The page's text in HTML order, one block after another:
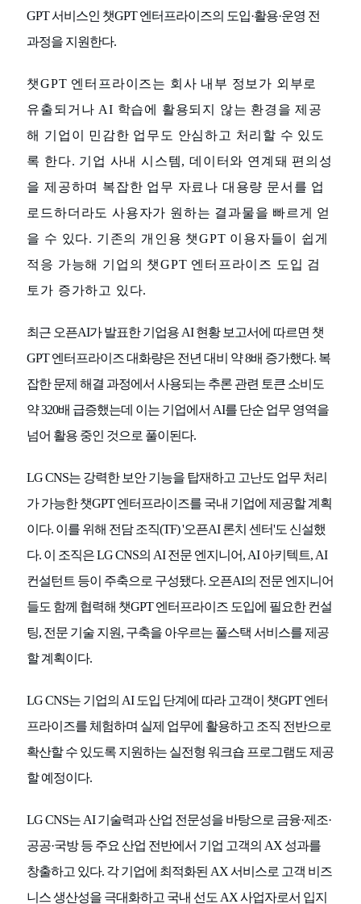
GPT 서비스인 챗GPT 엔터프라이즈의 도입·활용·운영 전
과정을 지원한다.
챗GPT 엔터프라이즈는 회사 내부 정보가 외부로
유출되거나 AI 학습에 활용되지 않는 환경을 제공
해 기업이 민감한 업무도 안심하고 처리할 수 있도
록 한다. 기업 사내 시스템, 데이터와 연계돼 편의성
을 제공하며 복잡한 업무 자료나 대용량 문서를 업
로드하더라도 사용자가 원하는 결과물을 빠르게 얻
을 수 있다. 기존의 개인용 챗GPT 이용자들이 쉽게
적응 가능해 기업의 챗GPT 엔터프라이즈 도입 검
토가 증가하고 있다.
최근 오픈AI가 발표한 기업용 AI 현황 보고서에 따르면 챗
GPT 엔터프라이즈 대화량은 전년 대비 약 8배 증가했다. 복
잡한 문제 해결 과정에서 사용되는 추론 관련 토큰 소비도
약 320배 급증했는데 이는 기업에서 AI를 단순 업무 영역을
넘어 활용 중인 것으로 풀이된다.
LG CNS는 강력한 보안 기능을 탑재하고 고난도 업무 처리
가 가능한 챗GPT 엔터프라이즈를 국내 기업에 제공할 계획
이다. 이를 위해 전담 조직(TF) '오픈AI 론치 센터'도 신설했
다. 이 조직은 LG CNS의 AI 전문 엔지니어, AI 아키텍트, AI
컨설턴트 등이 주축으로 구성됐다. 오픈AI의 전문 엔지니어
들도 함께 협력해 챗GPT 엔터프라이즈 도입에 필요한 컨설
팅, 전문 기술 지원, 구축을 아우르는 풀스택 서비스를 제공
할 계획이다.
LG CNS는 기업의 AI 도입 단계에 따라 고객이 챗GPT 엔터
프라이즈를 체험하며 실제 업무에 활용하고 조직 전반으로
확산할 수 있도록 지원하는 실전형 워크숍 프로그램도 제공
할 예정이다.
LG CNS는 AI 기술력과 산업 전문성을 바탕으로 금융·제조·
공공·국방 등 주요 산업 전반에서 기업 고객의 AX 성과를
창출하고 있다. 각 기업에 최적화된 AX 서비스로 고객 비즈
니스 생산성을 극대화하고 국내 선도 AX 사업자로서 입지